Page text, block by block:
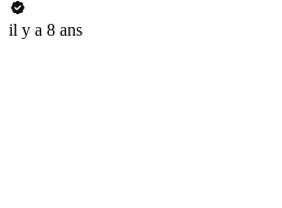
il y a 8 ans